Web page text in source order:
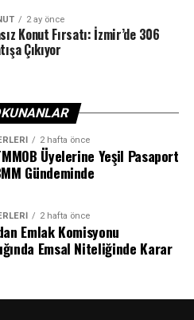
gösteren girdi
2 ay önce
Konut Fırsatı: İzmir’de 306
Çıkıyor
2 hafta önce
Üyelerine Yeşil Pasaport
Gündeminde
2 hafta önce
Emlak Komisyonu
Emsal Niteliğinde Karar